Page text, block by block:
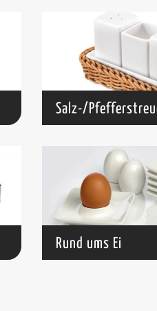
Salz-/
Rund ums Ei